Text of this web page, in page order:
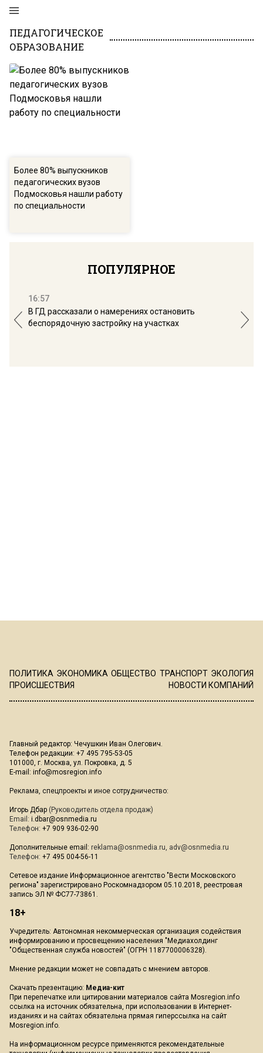
ПЕДАГОГИЧЕСКОЕ
ОБРАЗОВАНИЕ
Более 80% выпускников
педагогических вузов
Подмосковья нашли работу
по специальности
ПОПУЛЯРНОЕ
16:57
В ГД рассказали о намерениях остановить
беспорядочную застройку на участках
ПОЛИТИКА ЭКОНОМИКА ОБЩЕСТВО ТРАНСПОРТ ЭКОЛОГИЯ
ПРОИСШЕСТВИЯ
НОВОСТИ КОМПАНИЙ
Главный редактор: Чечушкин Иван Олегович.
Телефон редакции: +7 495 795-53-05
101000, г. Москва, ул. Покровка, д. 5
E-mail: info@mosregion.info
Реклама, спецпроекты и иное сотрудничество:
Игорь Дбар (Руководитель отдела продаж)
Email: i.dbar@osnmedia.ru
Телефон: +7 909 936-02-90
Дополнительные email: reklama@osnmedia.ru, adv@osnmedia.ru
Телефон: +7 495 004-56-11
Сетевое издание Информационное агентство "Вести Московского
региона" зарегистрировано Роскомнадзором 05.10.2018, реестровая
запись ЭЛ № ФС77-73861.
18+
Учредитель: Автономная некоммерческая организация содействия
информированию и просвещению населения "Медиахолдинг
"Общественная служба новостей" (ОГРН 1187700006328).
Мнение редакции может не совпадать с мнением авторов.
Скачать презентацию: Медиа-кит
При перепечатке или цитировании материалов сайта Mosregion.info
ссылка на источник обязательна, при использовании в Интернет-
изданиях и на сайтах обязательна прямая гиперссылка на сайт
Mosregion.info.
На информационном ресурсе применяются рекомендательные